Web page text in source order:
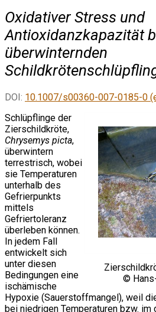
Oxidativer Stress und
Antioxidanzkapazität
überwinternden
DOI: 10.1007/s00360-007-0185-0
©
Schlüpflinge der
Zierschildkröte,
Chrysemys picta,
überwintern
terrestrisch, wobei
sie Temperaturen
unterhalb des
Gefrierpunkts
mittels
Gefriertoleranz
überleben können.
In jedem Fall
entwickelt sich
unter diesen
Bedingungen eine
ischämische
Hypoxie (Sauerstoffmangel), weil
bei niedrigen Temperaturen bzw.